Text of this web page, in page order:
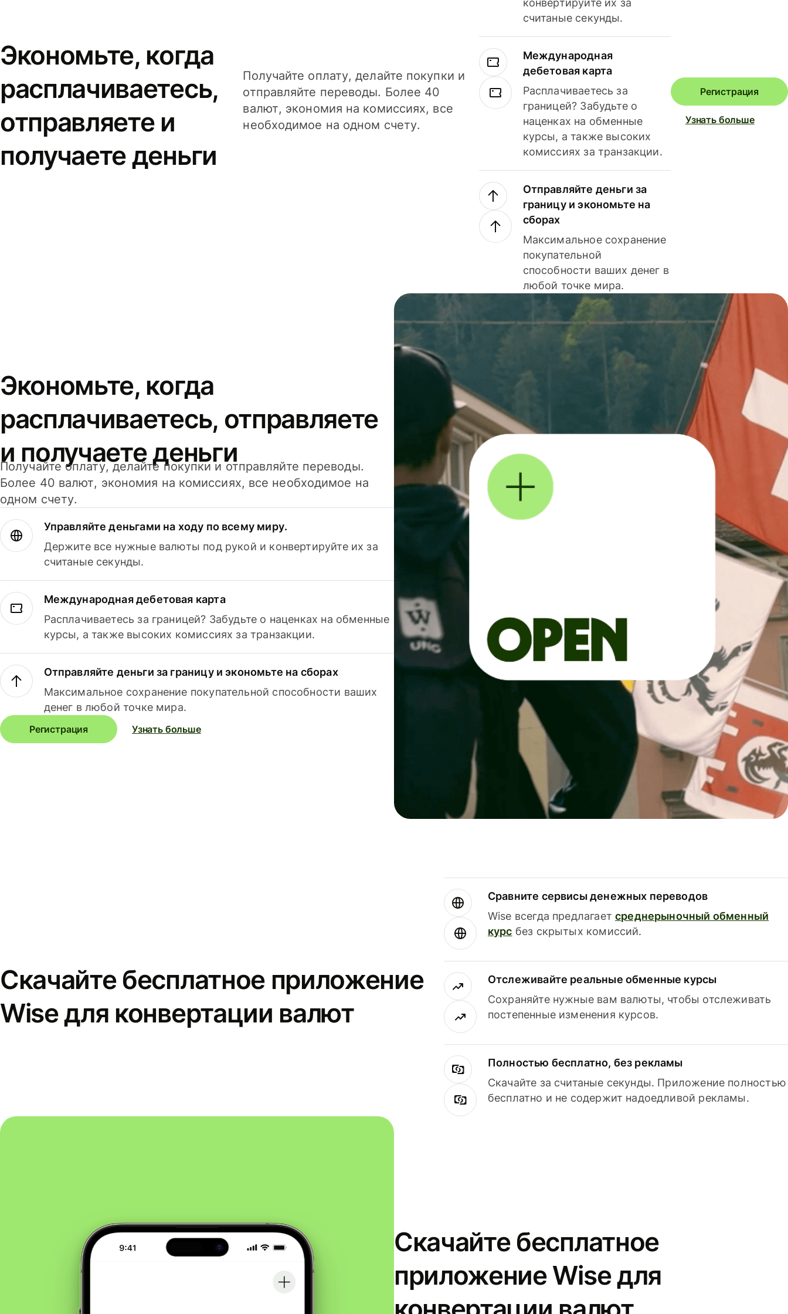
Экономьте, когда
расплачиваетесь,
отправляете и
получаете деньги
Получайте оплату, делайте покупки и
отправляйте переводы. Более 40
валют, экономия на комиссиях, все
необходимое на одном счету.
считаные секунды.
Международная
дебетовая карта
Расплачиваетесь за
границей? Забудьте о
наценках на обменные
курсы, а также высоких
комиссиях за транзакции.
Отправляйте деньги за
границу и экономьте на
сборах
Максимальное сохранение
покупательной
способности ваших денег в
любой точке мира.
Регистрация
Узнать больше
Экономьте, когда
расплачиваетесь, отправляете
и получаете деньги
Получайте оплату, делайте покупки и отправляйте переводы.
Более 40 валют, экономия на комиссиях, все необходимое на
одном счету.
Управляйте деньгами на ходу по всему миру.
Держите все нужные валюты под рукой и конвертируйте их за
считаные секунды.
Международная дебетовая карта
Расплачиваетесь за границей? Забудьте о наценках на обменные
курсы, а также высоких комиссиях за транзакции.
Отправляйте деньги за границу и экономьте на сборах
Максимальное сохранение покупательной способности ваших
денег в любой точке мира.
Регистрация Узнать больше
Скачайте бесплатное приложение
Wise для конвертации валют
Сравните сервисы денежных переводов
Wise всегда предлагаетсреднерыночный обменный
курс без скрытых комиссий.
Отслеживайте реальные обменные курсы
Сохраняйте нужные вам валюты, чтобы отслеживать
постепенные изменения курсов.
Полностью бесплатно, без рекламы
Скачайте за считаные секунды. Приложение полностью
бесплатно и не содержит надоедливой рекламы.
Скачайте бесплатное
приложение Wise для